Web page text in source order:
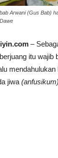
Arwani (Gus Bab)
–
itu wajib
jiwa (anfusikum)